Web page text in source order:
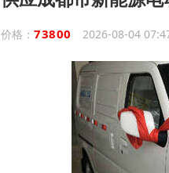
价格： 73800 2026-08-04